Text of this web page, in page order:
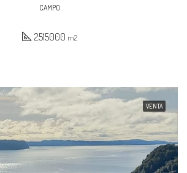
CAMPO
2515000 m2
VENTA